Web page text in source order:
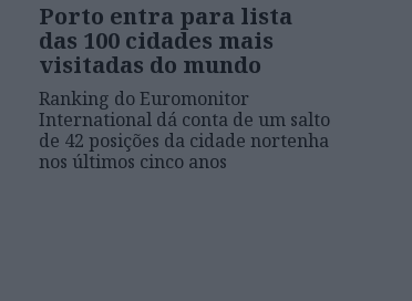
Porto entra para lista
das 100 cidades mais
visitadas do mundo
Ranking do Euromonitor
International dá conta de um salto
de 42 posições da cidade nortenha
nos últimos cinco anos